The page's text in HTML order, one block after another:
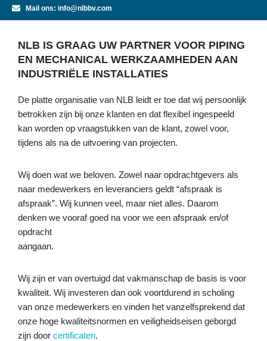
Mail ons: info@nlbbv.com
NLB IS GRAAG UW PARTNER VOOR PIPING
EN MECHANICAL WERKZAAMHEDEN AAN
INDUSTRIËLE INSTALLATIES
De platte organisatie van NLB leidt er toe dat wij persoonlijk
betrokken zijn bij onze klanten en dat flexibel ingespeeld
kan worden op vraagstukken van de klant, zowel voor,
tijdens als na de uitvoering van projecten.
Wij doen wat we beloven. Zowel naar opdrachtgevers als
naar medewerkers en leveranciers geldt “afspraak is
afspraak”. Wij kunnen veel, maar niet alles. Daarom
denken we vooraf goed na voor we een afspraak en/of
opdracht
aangaan.
Wij zijn er van overtuigd dat vakmanschap de basis is voor
kwaliteit. Wij investeren dan ook voortdurend in scholing
van onze medewerkers en vinden het vanzelfsprekend dat
onze hoge kwaliteitsnormen en veiligheidseisen geborgd
zijn door certificaten.